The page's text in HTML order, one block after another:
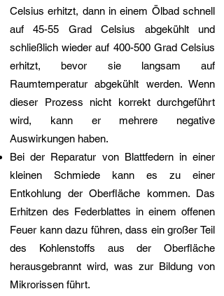
Celsius erhitzt, dann in einem Ölbad schnell
auf 45-55 Grad Celsius abgekühlt und
schließlich wieder auf 400-500 Grad Celsius
erhitzt, bevor sie langsam auf
Raumtemperatur abgekühlt werden. Wenn
dieser Prozess nicht korrekt durchgeführt
wird, kann er mehrere negative
Auswirkungen haben.
Bei der Reparatur von Blattfedern in einer
kleinen Schmiede kann es zu einer
Entkohlung der Oberfläche kommen. Das
Erhitzen des Federblattes in einem offenen
Feuer kann dazu führen, dass ein großer Teil
des Kohlenstoffs aus der Oberfläche
herausgebrannt wird, was zur Bildung von
Mikrorissen führt.